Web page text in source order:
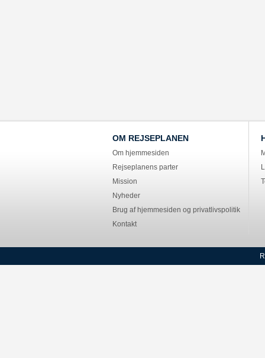
OM REJSEPLANEN
Om hjemmesiden
Rejseplanens parter
Mission
Nyheder
Brug af hjemmesiden og privatlivspolitik
Kontakt